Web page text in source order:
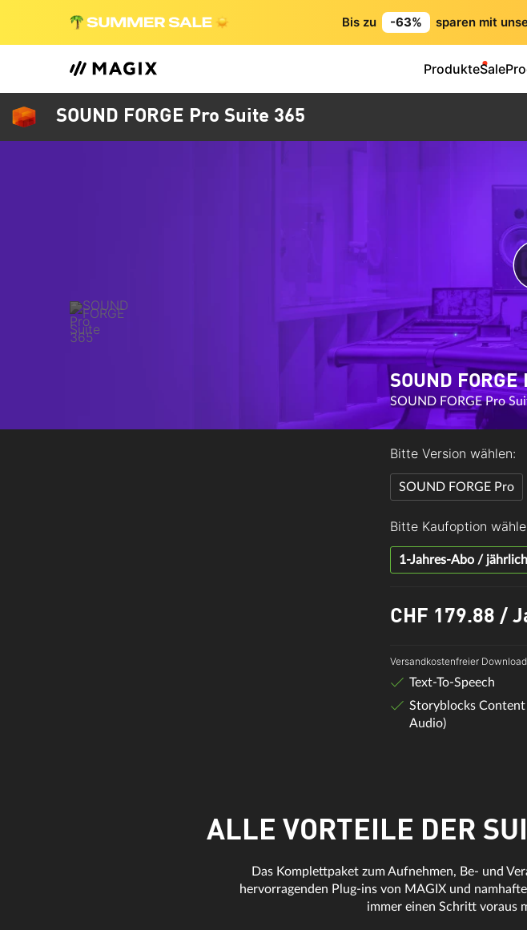
Bis zu -63% sparen mit
ProdukteSale
SOUND FORGE Pro Suite 365
SOUND
SOUND FORGE Pro
Bitte Version wählen:
SOUND FORGE Pro
Bitte Kaufoption
1-Jahres-Abo /
CHF 179.88 /
Versandkostenfreier Download
Text-To-Speech
Storyblocks Content
Audio)
ALLE VORTEILE DER
Das Komplettpaket zum Aufnehmen, Be- und
hervorragenden Plug-ins von MAGIX und
immer einen Schritt voraus